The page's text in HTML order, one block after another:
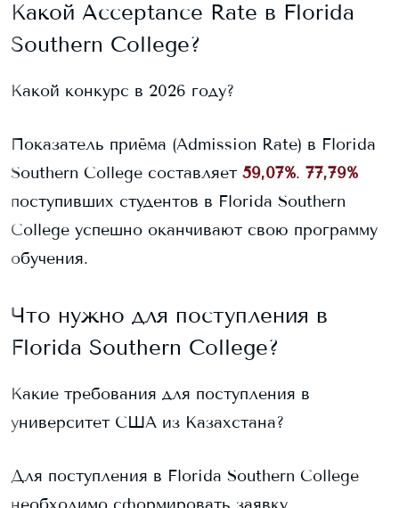
Какой Acceptance Rate в Florida
Southern College?
Какой конкурс в 2026 году?
Показатель приёма (Admission Rate) в Florida
Southern College составляет 59,07%. 77,79%
поступивших студентов в Florida Southern
College успешно оканчивают свою программу
обучения.
Что нужно для поступления в
Florida Southern College?
Какие требования для поступления в
университет США из Казахстана?
Для поступления в Florida Southern College